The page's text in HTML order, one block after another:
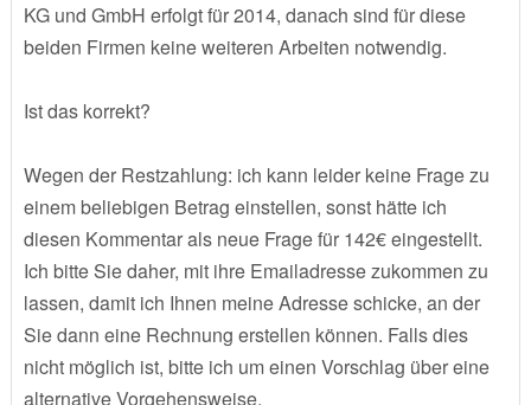
KG und GmbH erfolgt für 2014, danach sind für diese
beiden Firmen keine weiteren Arbeiten notwendig.
Ist das korrekt?
Wegen der Restzahlung: ich kann leider keine Frage zu
einem beliebigen Betrag einstellen, sonst hätte ich
diesen Kommentar als neue Frage für 142€ eingestellt.
Ich bitte Sie daher, mit ihre Emailadresse zukommen zu
lassen, damit ich Ihnen meine Adresse schicke, an der
Sie dann eine Rechnung erstellen können. Falls dies
nicht möglich ist, bitte ich um einen Vorschlag über eine
alternative Vorgehensweise.